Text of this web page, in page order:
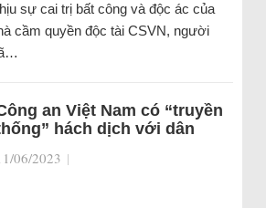
sự cai trị bất công và độc ác của
cầm quyền độc tài CSVN, người
an Việt Nam có “truyền
hách dịch với dân
06/2023 |